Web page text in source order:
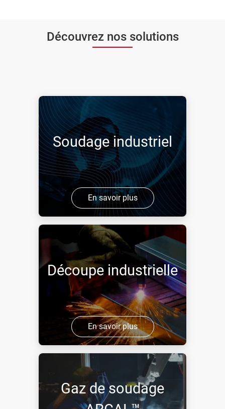
Découvrez nos solutions
Soudage industriel
En savoir plus
Découpe industrielle
En savoir plus
Gaz de soudage